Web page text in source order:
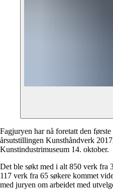
Fagjuryen har nå foretatt den
årsutstillingen Kunsthåndverk
Kunstindustrimuseum 14. oktober.
Det ble søkt med i alt 850 verk fra
117 verk fra 65 søkere kommet
med juryen om arbeidet med